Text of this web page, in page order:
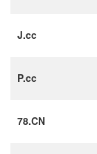
J.cc
P.cc
78.CN